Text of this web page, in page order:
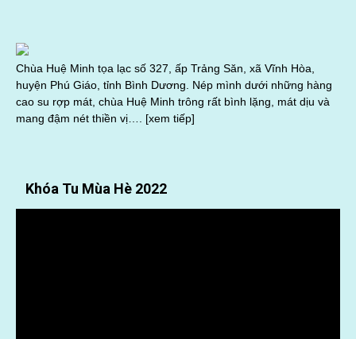
Chùa Huệ Minh tọa lạc số 327, ấp Trảng Săn, xã Vĩnh Hòa,
huyện Phú Giáo, tỉnh Bình Dương. Nép mình dưới những hàng
cao su rợp mát, chùa Huệ Minh trông rất bình lặng, mát dịu và
mang đậm nét thiền vị…. [xem tiếp]
Khóa Tu Mùa Hè 2022